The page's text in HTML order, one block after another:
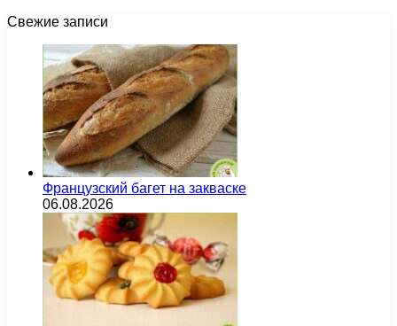
Свежие записи
Французский багет на закваске
06.08.2026